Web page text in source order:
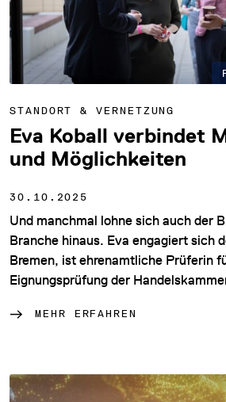
STANDORT & VERNETZUNG
Eva Koball verbindet
und Möglichkeiten
30.10.2025
Und manchmal lohne sich auch der
Branche hinaus. Eva engagiert sich
Bremen, ist ehrenamtliche Prüferin
Eignungsprüfung der
MEHR ERFAHREN